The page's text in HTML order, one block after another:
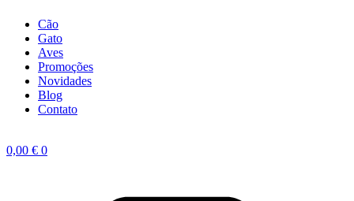
Cão
Gato
Aves
Promoções
Novidades
Blog
Contato
0,00 € 0